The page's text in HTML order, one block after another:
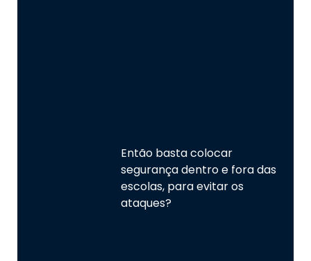
Então basta colocar
segurança dentro e fora das
escolas, para evitar os
ataques?